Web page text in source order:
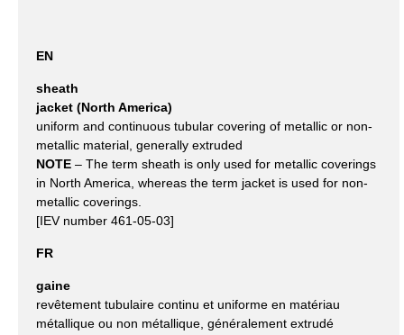
EN
sheath
jacket (North America)
uniform and continuous tubular covering of metallic or non-
metallic material, generally extruded
NOTE – The term sheath is only used for metallic coverings
in North America, whereas the term jacket is used for non-
metallic coverings.
[IEV number 461-05-03]
FR
gaine
revêtement tubulaire continu et uniforme en matériau
métallique ou non métallique, généralement extrudé